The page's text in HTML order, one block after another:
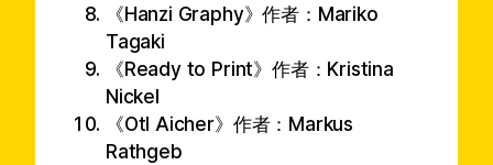
《Hanzi Graphy》作者：Mariko
Tagaki
《Ready to Print》作者：Kristina
Nickel
《Otl Aicher》作者：Markus
Rathgeb